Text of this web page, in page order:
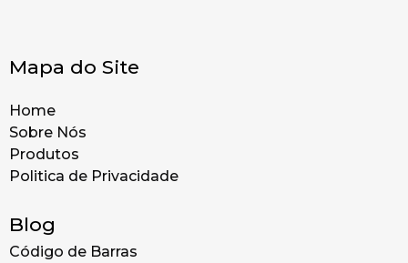
Mapa do Site
Home
Sobre Nós
Produtos
Politica de Privacidade
Blog
Código de Barras